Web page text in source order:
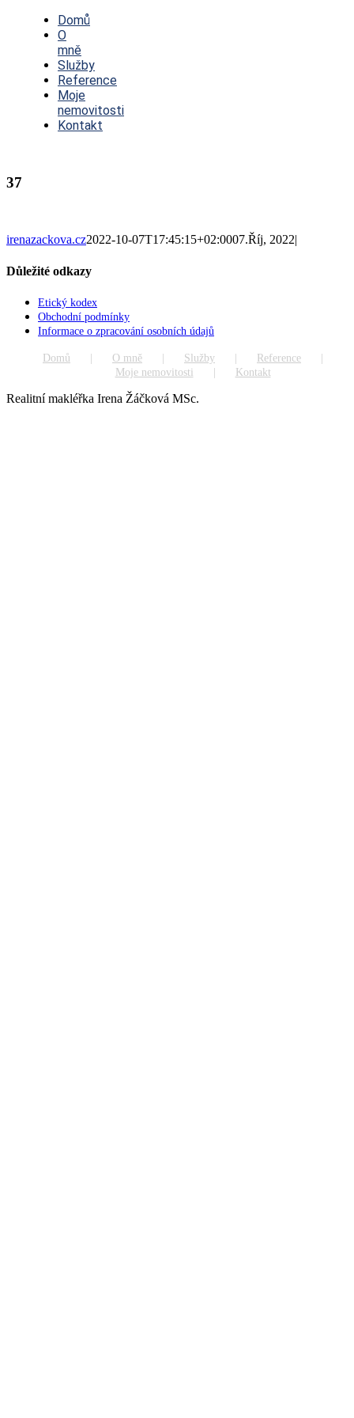
NavigationDomů
O
mně
Služby
Reference
Moje
nemovitosti
Kontakt
37
irenazackova.cz2022-10-07T17:45:15+02:0007.Říj, 2022|
Důležité odkazy
Etický kodex
Obchodní podmínky
Informace o zpracování osobních údajů
Domů O mně Služby
Reference
Moje nemovitosti
Kontakt
Realitní makléřka Irena Žáčková MSc.